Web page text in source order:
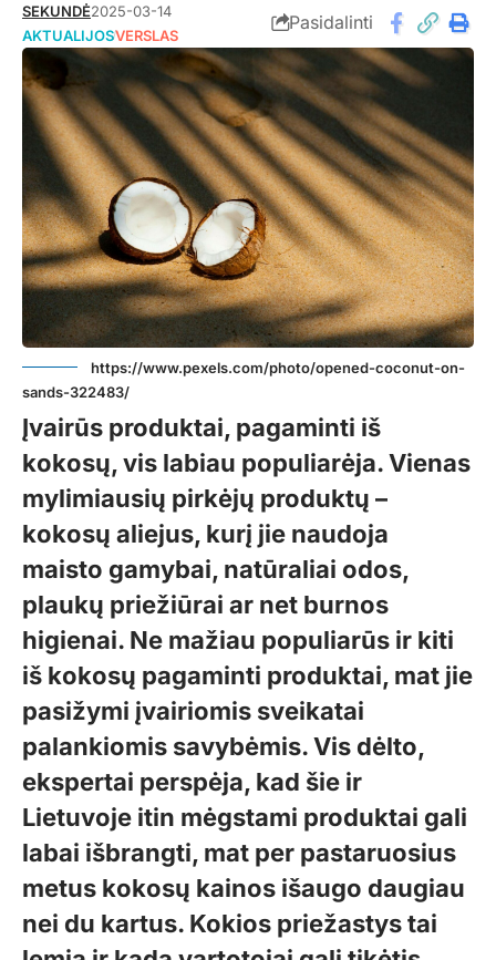
SEKUNDĖ2025-03-14
AKTUALIJOSVERSLAS
Pasidalinti
https://www.pexels.com/photo/opened-coconut-on-
sands-322483/
Įvairūs produktai, pagaminti iš
kokosų, vis labiau populiarėja. Vienas
mylimiausių pirkėjų produktų –
kokosų aliejus, kurį jie naudoja
maisto gamybai, natūraliai odos,
plaukų priežiūrai ar net burnos
higienai. Ne mažiau populiarūs ir kiti
iš kokosų pagaminti produktai, mat jie
pasižymi įvairiomis sveikatai
palankiomis savybėmis. Vis dėlto,
ekspertai perspėja, kad šie ir
Lietuvoje itin mėgstami produktai gali
labai išbrangti, mat per pastaruosius
metus kokosų kainos išaugo daugiau
nei du kartus. Kokios priežastys tai